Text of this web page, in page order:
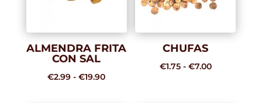
ALMENDRA FRITA
CON SAL
€2.99 - €19.90Rango
CHUFAS
€1.75 - €7.00Rango